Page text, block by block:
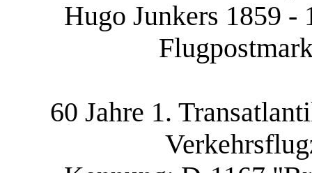
Hugo Junkers 1859
60 Jahre 1.